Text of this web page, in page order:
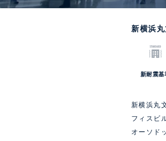
新横浜
新耐震基
新横浜丸
フィスビ
オーソド